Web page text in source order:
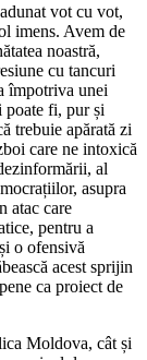
vot cu vot,
imens. Avem de
noastră,
cu tancuri
împotriva unei
poate fi, pur și
trebuie apărată zi
care ne intoxică
al
asupra
atac care
pentru a
o ofensivă
acest sprijin
ca proiect de
Moldova, cât și